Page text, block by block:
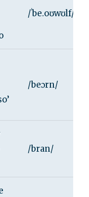
/ˈbe.oʊwʊlf/
/beɔrn/
/bran/